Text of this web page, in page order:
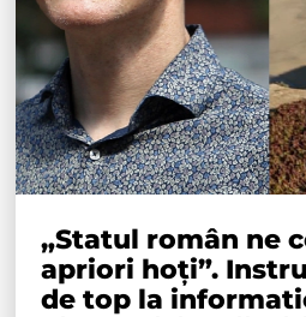
„Statul român ne
apriori hoți”.
de top la